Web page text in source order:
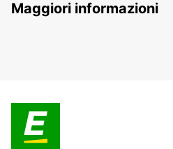
Maggiori informazioni